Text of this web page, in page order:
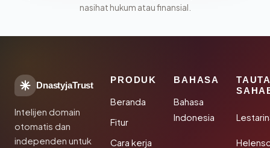
nasihat hukum atau finansial.
DnastyjaTrust
Intelijen domain
otomatis dan
independen untuk
PRODUK
Beranda
Fitur
Cara kerja
BAHASA
Bahasa
Indonesia